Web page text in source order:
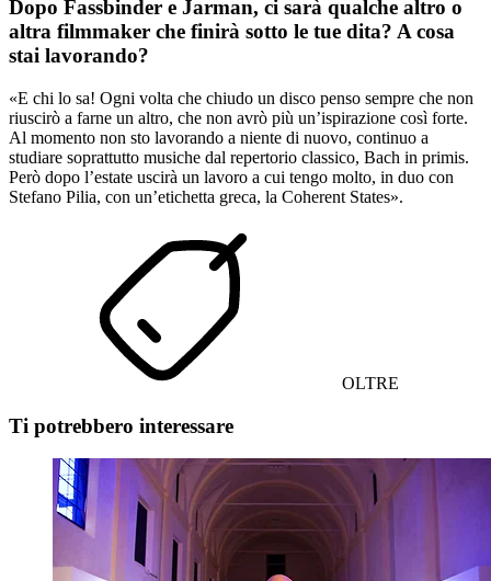
Dopo Fassbinder e Jarman, ci sarà qualche altro o
altra filmmaker che finirà sotto le tue dita? A cosa
stai lavorando?
«E chi lo sa! Ogni volta che chiudo un disco penso sempre che non
riuscirò a farne un altro, che non avrò più un’ispirazione così forte.
Al momento non sto lavorando a niente di nuovo, continuo a
studiare soprattutto musiche dal repertorio classico, Bach in primis.
Però dopo l’estate uscirà un lavoro a cui tengo molto, in duo con
Stefano Pilia, con un’etichetta greca, la Coherent States».
OLTRE
Ti potrebbero interessare